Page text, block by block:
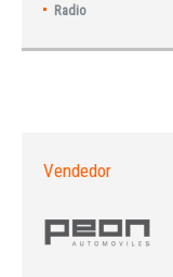
Radio
Vendedor